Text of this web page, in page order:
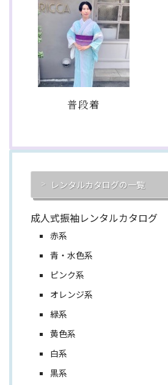
普段着
レンタルカタログの一覧
成人式振袖レンタルカタログ
赤系
青・水色系
ピンク系
オレンジ系
緑系
黄色系
白系
黒系